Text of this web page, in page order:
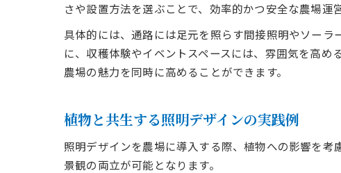
さや設置方法を選ぶことで、効率的かつ安全な農場運
具体的には、通路には足元を照らす間接照明やソー
に、収穫体験やイベントスペースには、雰囲気を高
農場の魅力を同時に高めることができます。
植物と共生する照明デザインの実践例
照明デザインを農場に導入する際、植物への影響を
景観の両立が可能となります。